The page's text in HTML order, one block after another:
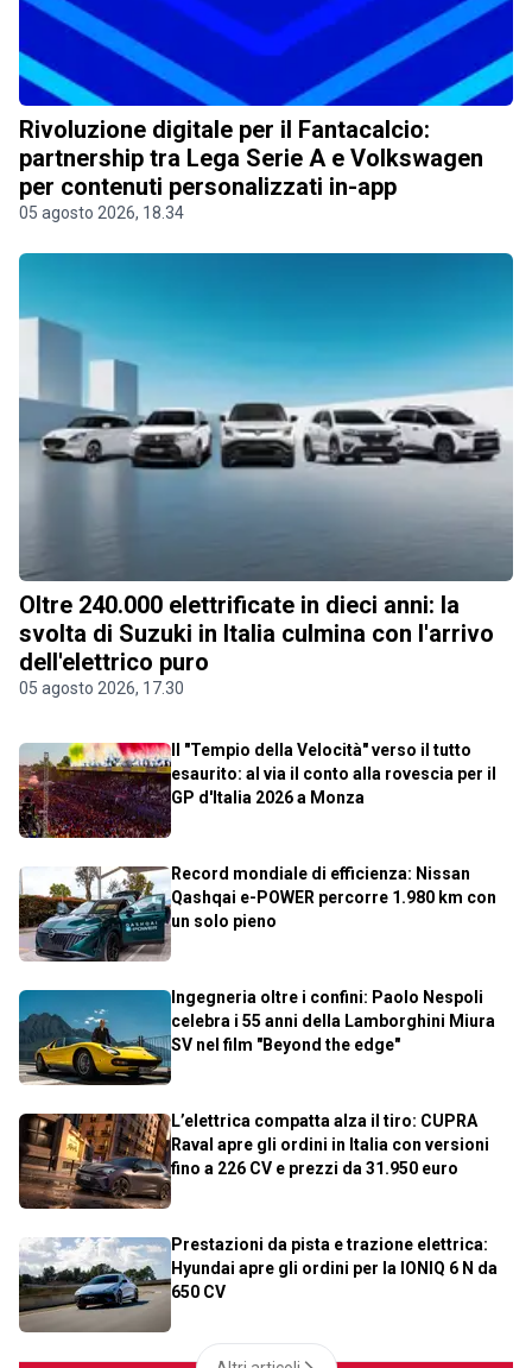
Rivoluzione digitale per il Fantacalcio:
partnership tra Lega Serie A e Volkswagen
per contenuti personalizzati in-app
05 agosto 2026, 18.34
Oltre 240.000 elettrificate in dieci anni: la
svolta di Suzuki in Italia culmina con l'arrivo
dell'elettrico puro
05 agosto 2026, 17.30
Il "Tempio della Velocità" verso il tutto
esaurito: al via il conto alla rovescia per il
GP d'Italia 2026 a Monza
Record mondiale di efficienza: Nissan
Qashqai e-POWER percorre 1.980 km con
un solo pieno
Ingegneria oltre i confini: Paolo Nespoli
celebra i 55 anni della Lamborghini Miura
SV nel film "Beyond the edge"
L’elettrica compatta alza il tiro: CUPRA
Raval apre gli ordini in Italia con versioni
fino a 226 CV e prezzi da 31.950 euro
Prestazioni da pista e trazione elettrica:
Hyundai apre gli ordini per la IONIQ 6 N da
650 CV